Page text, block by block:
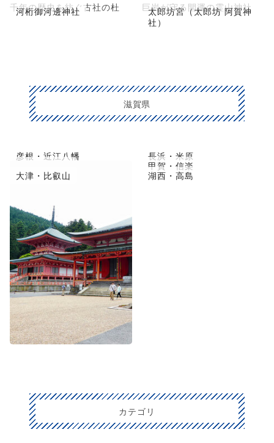
河桁御河邊神社
千年の歴史を紡ぐ古社の杜
太郎坊宮（太郎坊 阿賀神
社）
巨岩が守る開運の霊山神社
滋賀県
彦根・近江八幡
長浜・米原
甲賀・信楽
大津・比叡山
湖西・高島
カテゴリ